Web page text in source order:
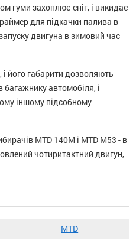
гуми захоплює сніг, і викидає
для підкачки палива в
двигуна в зимовий час
його габарити дозволяють
автомобіля, і
іншому підсобному
MTD 140M і MTD M53 - в
чотиритактний двигун,
MTD